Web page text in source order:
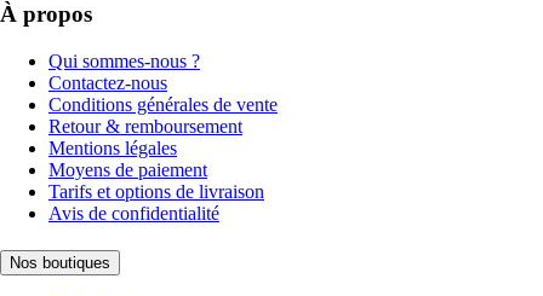
À propos
Qui sommes-nous ?
Contactez-nous
Conditions générales de vente
Retour & remboursement
Mentions légales
Moyens de paiement
Tarifs et options de livraison
Avis de confidentialité
Nos boutiques